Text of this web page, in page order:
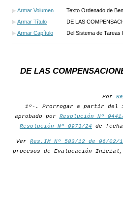
Armar Volumen
Texto Ordenado de
Armar Título
DE LAS
Armar Capítulo
Del Sistema de
DE LAS
Por
1º-. Prorrogar a partir del
aprobado por Resolución Nº
Resolución Nº 0973/24 de
Ver Res.IM Nº 583/12 de 06/02/
procesos de Evalucación Inicial,